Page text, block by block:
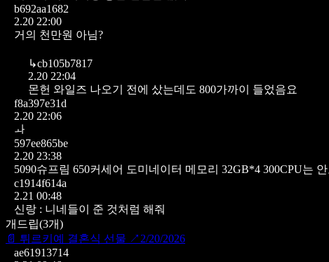
b692aa1682
2.20 22:00
거의 천만원 아님?
↳cb105b7817
2.20 22:04
몬헌 와일즈 나오기 전에 샀는데도 800가까이 들었음요
f8a397e31d
2.20 22:06
ㅘ
597ee865be
2.20 23:38
5090슈프림 650커세어 도미네이터 메모리 32GB*4 300CPU는
c1914f614a
2.21 00:48
신랑 : 니네들이 준 것처럼 해줘
개드립(3개)
📄 튀르키예 결혼식 선물 ↗ 2/20/2026
ae61913714